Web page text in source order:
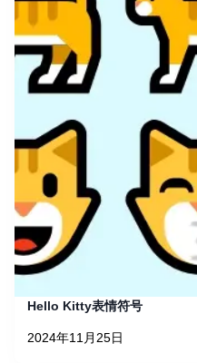
Hello Kitty表情符号
2024年11月25日